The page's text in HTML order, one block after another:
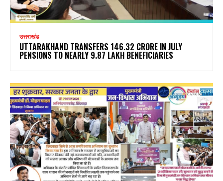
उत्तराखंड
UTTARAKHAND TRANSFERS ₹146.32 CRORE IN JULY
PENSIONS TO NEARLY 9.87 LAKH BENEFICIARIES